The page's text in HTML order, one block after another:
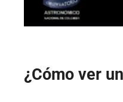
¿Cómo ver